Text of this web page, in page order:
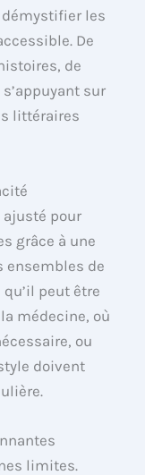
les
De
de
sur
littéraires
ajusté pour
grâce à une
ensembles de
peut être
médecine, où
ou
doivent
limites.